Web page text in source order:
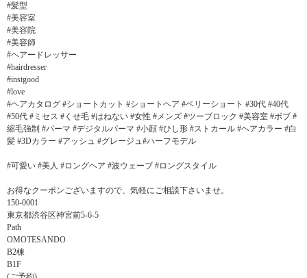
#髪型
#美容室
#美容院
#美容師
#ヘアードレッサー
#hairdresser
#instgood
#love
#ヘアカタログ #ショートカット #ショートヘア #ベリーショート #30代 #40代
#50代 #ミセス #くせ毛 #はねない #女性 #メンズ #ツーブロック #美容室 #ボブ #
縮毛強制 #パーマ #デジタルパーマ #小顔 #ひし形 #ストカール #ヘアカラー #白
髪 #3Dカラー #アッシュ #グレージュ#ハーフモデル
#可愛い #美人 #ロングヘア #波ウェーブ #ロングスタイル
お得なクーポンございますので、気軽にご相談下さいませ。
150-0001
東京都渋谷区神宮前5-6-5
Path
OMOTESANDO
B2棟
B1F